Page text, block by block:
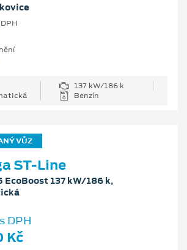
137 kW/186 k
Benzín
VŮZ
ST-Line
EcoBoost 137 kW/186 k,
DPH
Kč